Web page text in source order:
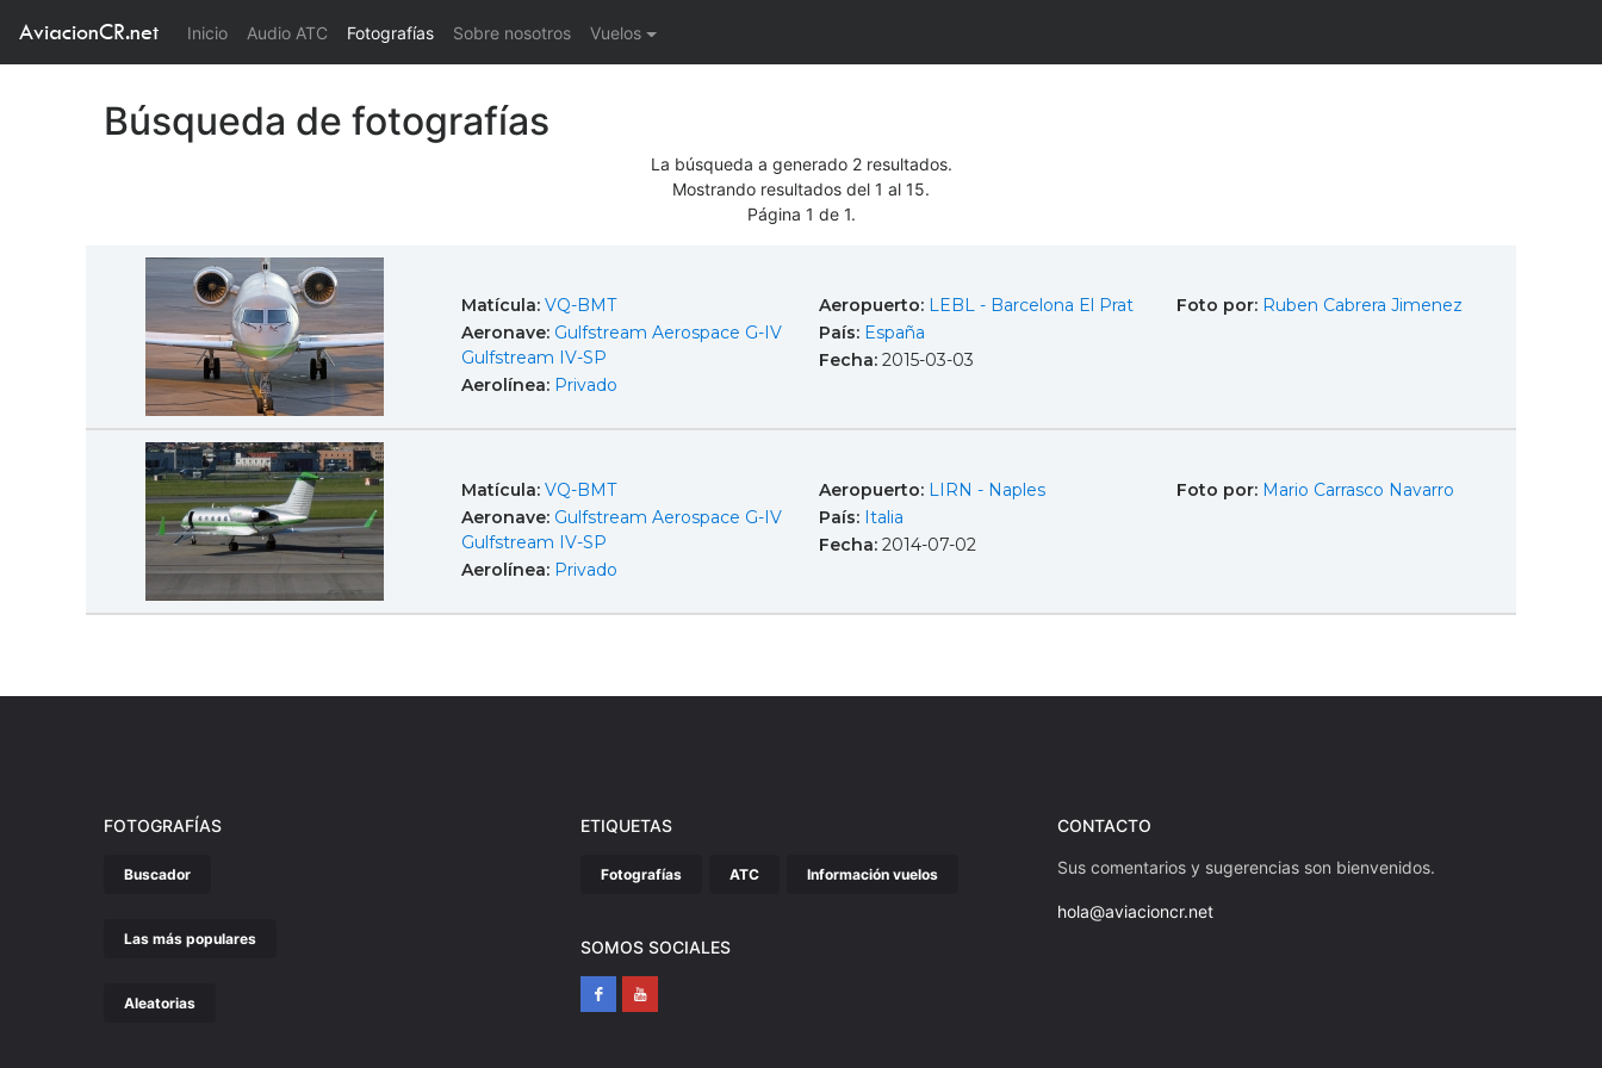
AviacionCR.net Inicio(current)
Audio ATC Fotografías Sobre nosotros Vuelos
Búsqueda de fotografías
La búsqueda a generado 2 resultados.
Mostrando resultados del 1 al 15.
Página 1 de 1.
Matícula: VQ-BMT
Aeronave: Gulfstream Aerospace G-IV
Gulfstream IV-SP
Aerolínea: Privado
Aeropuerto: LEBL - Barcelona El Prat
País: España
Fecha: 2015-03-03
Foto por: Ruben Cabrera Jimenez
Matícula: VQ-BMT
Aeronave: Gulfstream Aerospace G-IV
Gulfstream IV-SP
Aerolínea: Privado
Aeropuerto: LIRN - Naples
País: Italia
Fecha: 2014-07-02
Foto por: Mario Carrasco Navarro
FOTOGRAFÍAS
Buscador
Las más populares
Aleatorias
ETIQUETAS
Fotografías ATC Información vuelos
SOMOS SOCIALES
CONTACTO
Sus comentarios y sugerencias son bienvenidos.
hola@aviacioncr.net